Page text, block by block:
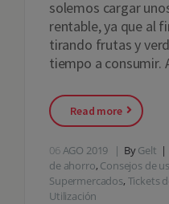
solemos cargar
rentable, ya que al
tirando frutas y
tiempo a
Read more
06AGO 2019 ByGelt
de ahorro, Consejos de
Supermercados, Tickets
Utilización